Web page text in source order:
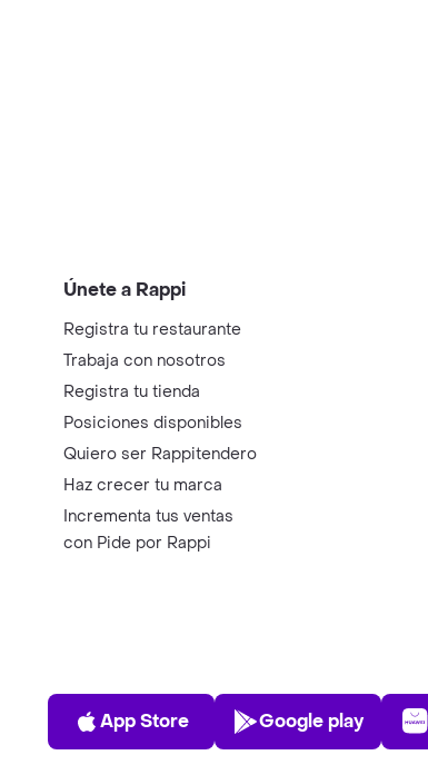
Únete a Rappi
Registra tu restaurante
Trabaja con nosotros
Registra tu tienda
Posiciones disponibles
Quiero ser Rappitendero
Haz crecer tu marca
Incrementa tus ventas
con Pide por Rappi
App Store
App Store
Play Store
Google play